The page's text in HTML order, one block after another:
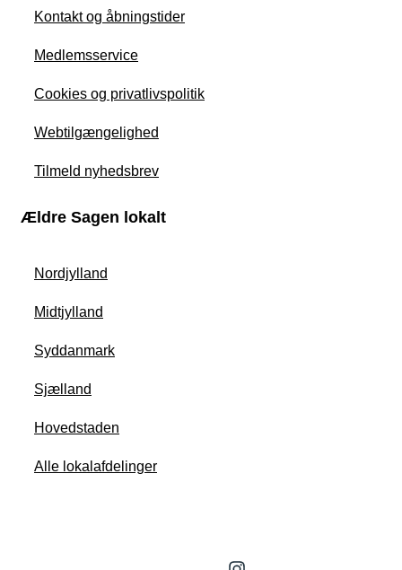
Kontakt og åbningstider
Medlemsservice
Cookies og privatlivspolitik
Webtilgængelighed
Tilmeld nyhedsbrev
Ældre Sagen lokalt
Nordjylland
Midtjylland
Syddanmark
Sjælland
Hovedstaden
Alle lokalafdelinger